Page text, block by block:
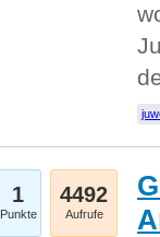
1
Punkte
4492
Aufrufe